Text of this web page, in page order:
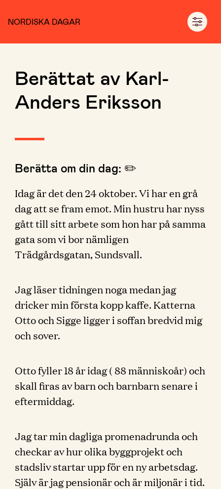
NORDISKA DAGAR
Berättat av Karl-
Anders Eriksson
Berätta om din dag: ✏️
Idag är det den 24 oktober. Vi har en grå
dag att se fram emot. Min hustru har nyss
gått till sitt arbete som hon har på samma
gata som vi bor nämligen
Trädgårdsgatan, Sundsvall.
Jag läser tidningen noga medan jag
dricker min första kopp kaffe. Katterna
Otto och Sigge ligger i soffan bredvid mig
och sover.
Otto fyller 18 år idag ( 88 människoår) och
skall firas av barn och barnbarn senare i
eftermiddag.
Jag tar min dagliga promenadrunda och
checkar av hur olika byggprojekt och
stadsliv startar upp för en ny arbetsdag.
Själv är jag pensionär och är miljonär i tid.